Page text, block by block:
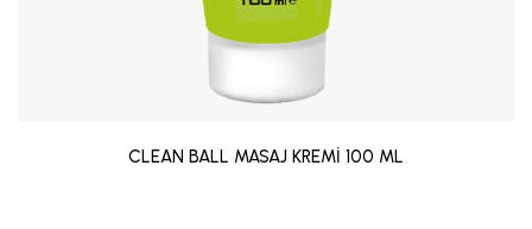
CLEAN BALL MASAJ KREMİ 100 ML